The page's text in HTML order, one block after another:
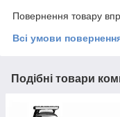
Повернення товару
Всі умови
Подібні товари